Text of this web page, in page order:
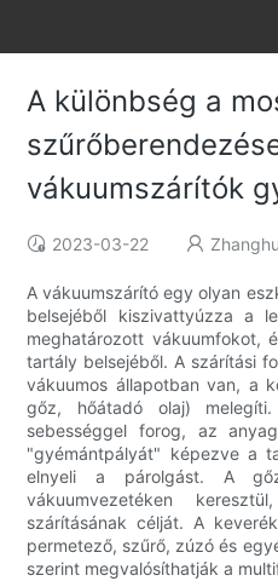
A különbség a
vákuumszárítók
2023-03-22
A vákuumszárító egy olyan
belsejéből kiszivattyúzza a
meghatározott vákuumfokot,
tartály belsejéből. A szárítási
vákuumos állapotban van, a
gőz, hőátadó olaj)
sebességgel forog, az
"gyémántpályát" képezve a
elnyeli a párolgást. A
vákuumvezetéken
szárításának célját. A
permetező, szűrő, zúzó és
szerint megvalósíthatják a